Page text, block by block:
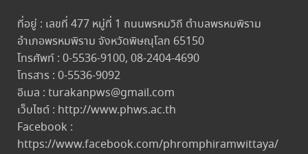
ที่อยู่ : เลขที่ 477 หมู่ที่ 1 ถนนพรหมวิถี ตำบลพรหมพิราม
อำเภอพรหมพิราม จังหวัดพิษณุโลก 65150
โทรศัพท์ : 0-5536-9100, 08-2404-4690
โทรสาร : 0-5536-9092
อีเมล : turakanpws@gmail.com
เว็บไซต์ : http://www.phws.ac.th
Facebook :
https://www.facebook.com/phromphiramwittaya/